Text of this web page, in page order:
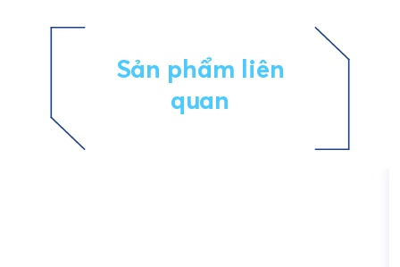
Sản phẩm liên
quan